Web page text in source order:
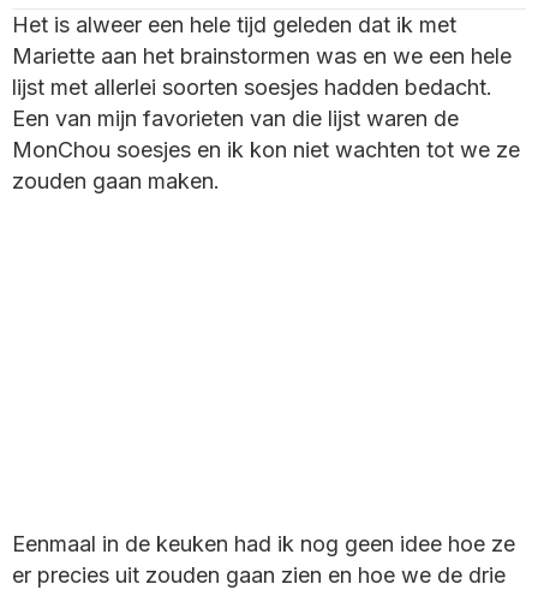
Het is alweer een hele tijd geleden dat ik met
Mariette aan het brainstormen was en we een hele
lijst met allerlei soorten soesjes hadden bedacht.
Een van mijn favorieten van die lijst waren de
MonChou soesjes en ik kon niet wachten tot we ze
zouden gaan maken.
Eenmaal in de keuken had ik nog geen idee hoe ze
er precies uit zouden gaan zien en hoe we de drie